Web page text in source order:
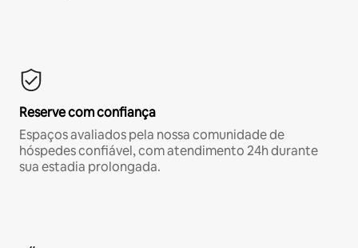
Reserve com confiança
Espaços avaliados pela nossa comunidade de
hóspedes confiável, com atendimento 24h durante
sua estadia prolongada.